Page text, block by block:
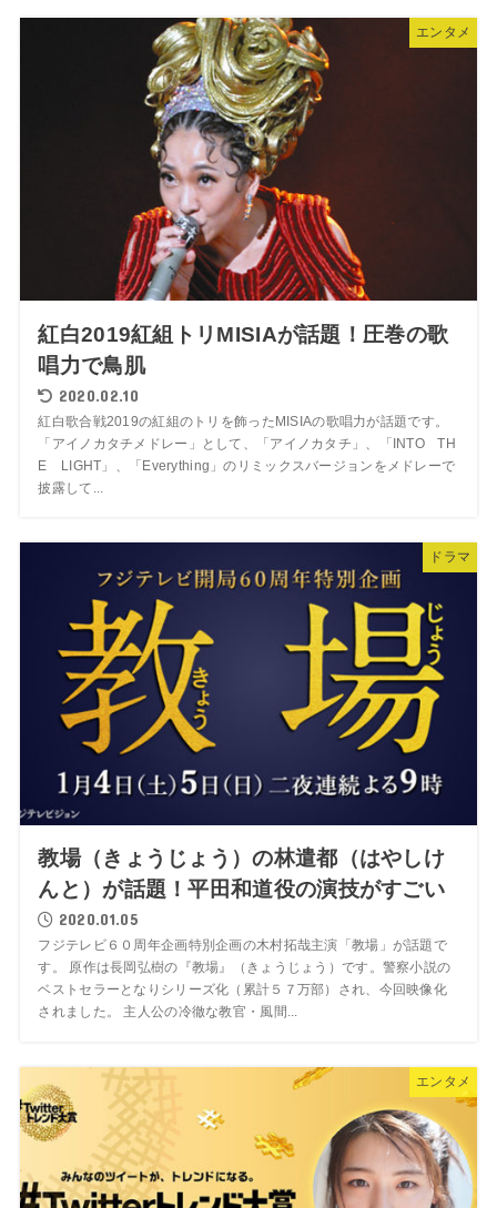
エンタメ
紅白2019紅組トリMISIAが話題！圧巻の歌
唱力で鳥肌
2020.02.10
紅白歌合戦2019の紅組のトリを飾ったMISIAの歌唱力が話題です。
「アイノカタチメドレー」として、「アイノカタチ」、「INTO TH
E LIGHT」、「Everything」のリミックスバージョンをメドレーで
披露して...
ドラマ
教場（きょうじょう）の林遣都（はやしけ
んと）が話題！平田和道役の演技がすごい
2020.01.05
フジテレビ６０周年企画特別企画の木村拓哉主演「教場」が話題で
す。 原作は長岡弘樹の『教場』（きょうじょう）です。警察小説の
ベストセラーとなりシリーズ化（累計５７万部）され、今回映像化
されました。 主人公の冷徹な教官・風間...
エンタメ